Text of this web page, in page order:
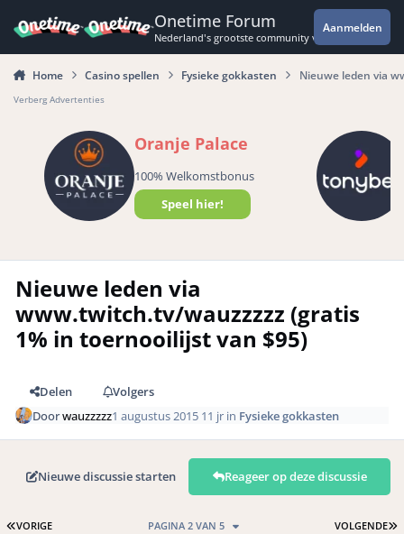
Onetime Forum
Nederland's grootste community voor de
Aanmelden
Home Casino spellen Fysieke gokkasten Nieuwe leden via
Verberg Advertenties
Oranje Palace
100% Welkomstbonus
Speel hier!
Nieuwe leden via
www.twitch.tv/wauzzzzz (gratis
1% in toernooilijst van $95)
Delen
Volgers
Doorwauzzzzz1 augustus 2015 11 jr in Fysieke gokkasten
Nieuwe discussie starten Reageer op deze discussie
EERSTE PAGINA
VORIGE VOLGENDE
PAGINA 2 VAN 5